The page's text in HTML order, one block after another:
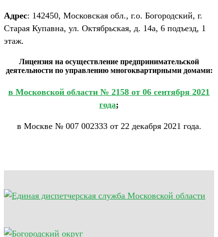
Адрес: 142450, Московская обл., г.о. Богородский, г.
Старая Купавна, ул. Октябрьская, д. 14а, 6 подъезд, 1
этаж.
Лицензия на осуществление предпринимательской
деятельности по управлению многоквартирными домами:
в Московской области № 2158 от 06 сентября 2021
года;
в Москве № 007 002333 от 22 декабря 2021 года.